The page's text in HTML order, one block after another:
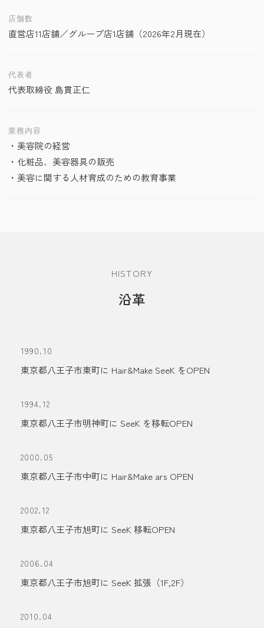
店舗数
直営店11店舗／グループ店1店舗（2026年2月現在）
代表者
代表取締役 島貫正仁
業務内容
・美容院の経営
・化粧品、美容器具の販売
・美容に関する人材育成のための教育事業
HISTORY
沿革
1990.10
東京都八王子市東町に Hair&Make SeeK をOPEN
1994.12
東京都八王子市明神町に SeeK を移転OPEN
2000.05
東京都八王子市中町に Hair&Make ars OPEN
2002.12
東京都八王子市旭町に SeeK 移転OPEN
2006.04
東京都八王子市旭町に SeeK 拡張（1F,2F）
2010.04